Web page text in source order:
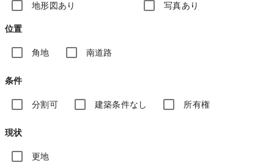
地形図あり 写真あり
位置
角地 南道路
条件
分割可 建築条件なし 所有権
現状
更地